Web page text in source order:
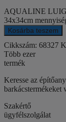
AQUALINE
34x34cm
Kosárba teszem
Cikkszám: 68327
Több ezer
termék
Keresse az
barkácstermékeket
Szakértő
ügyfélszolgálat